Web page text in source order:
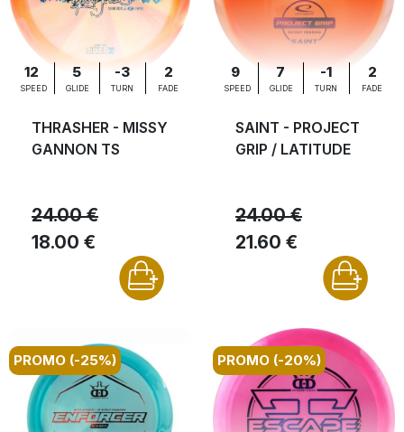
12
SPEED
5
GLIDE
-3
TURN
2
FADE
THRASHER - MISSY
GANNON TS
24.00 €
18.00 €
9
SPEED
7
GLIDE
-1
TURN
2
FADE
SAINT - PROJECT
GRIP / LATITUDE
24.00 €
21.60 €
PROMO (-25%) PROMO (-20%)